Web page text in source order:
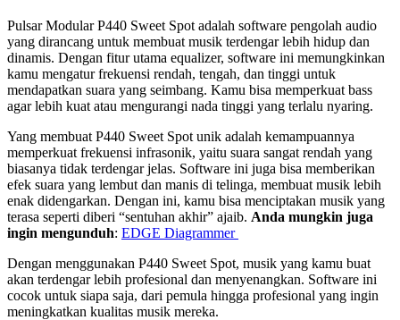
Pulsar Modular P440 Sweet Spot adalah software pengolah audio
yang dirancang untuk membuat musik terdengar lebih hidup dan
dinamis. Dengan fitur utama equalizer, software ini memungkinkan
kamu mengatur frekuensi rendah, tengah, dan tinggi untuk
mendapatkan suara yang seimbang. Kamu bisa memperkuat bass
agar lebih kuat atau mengurangi nada tinggi yang terlalu nyaring.
Yang membuat P440 Sweet Spot unik adalah kemampuannya
memperkuat frekuensi infrasonik, yaitu suara sangat rendah yang
biasanya tidak terdengar jelas. Software ini juga bisa memberikan
efek suara yang lembut dan manis di telinga, membuat musik lebih
enak didengarkan. Dengan ini, kamu bisa menciptakan musik yang
terasa seperti diberi “sentuhan akhir” ajaib. Anda mungkin juga
ingin mengunduh: EDGE Diagrammer
Dengan menggunakan P440 Sweet Spot, musik yang kamu buat
akan terdengar lebih profesional dan menyenangkan. Software ini
cocok untuk siapa saja, dari pemula hingga profesional yang ingin
meningkatkan kualitas musik mereka.